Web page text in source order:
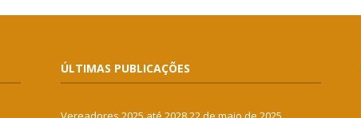
ÚLTIMAS PUBLICAÇÕES